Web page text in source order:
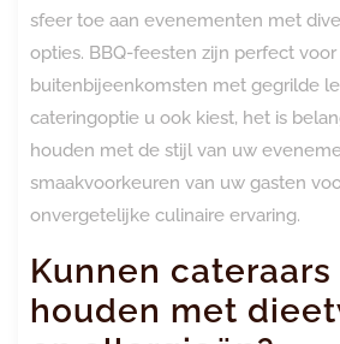
sfeer toe aan evenementen met
opties. BBQ-feesten zijn perfect
buitenbijeenkomsten met gegrilde
cateringoptie u ook kiest, het is
houden met de stijl van uw
smaakvoorkeuren van uw gasten
onvergetelijke culinaire ervaring.
Kunnen
houden met